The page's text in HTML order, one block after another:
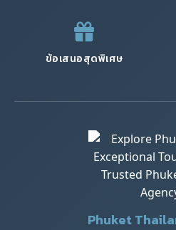
ข้อเสนอสุดพิเศษ
Phuket